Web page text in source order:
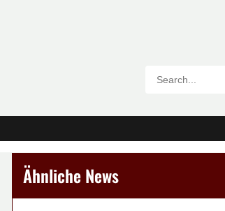
Ähnliche News